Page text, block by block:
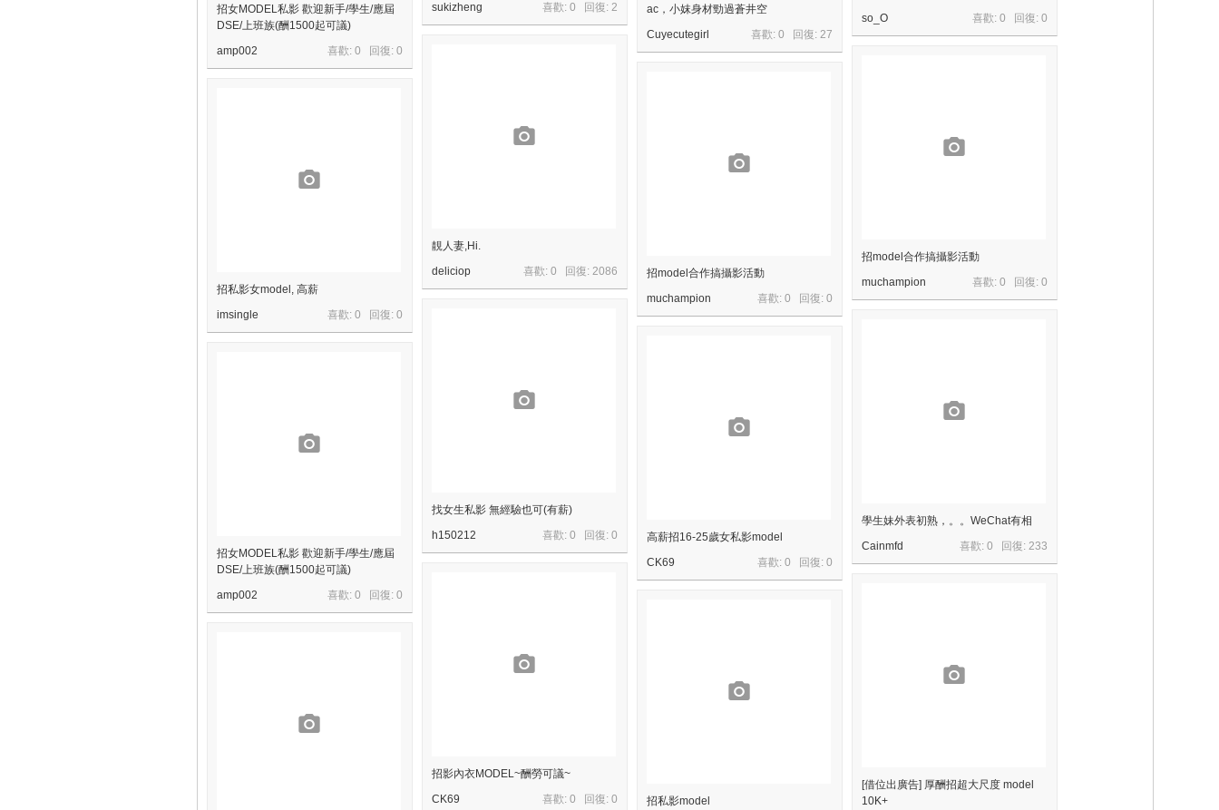
ac，小妺身材勁過蒼井空
喜歡: 0 回復: 27
Cuyecutegirl
喜歡: 0 回復: 0
so_O
招女MODEL私影 歡迎新手/學生/應屆
DSE/上班族(酬1500起可議)
喜歡: 0 回復: 0
amp002
喜歡: 0 回復: 2
sukizheng
靚人妻,Hi.
喜歡: 0 回復: 2086
deliciop
招model合作搞攝影活動
喜歡: 0 回復: 0
muchampion
招model合作搞攝影活動
喜歡: 0 回復: 0
muchampion
招私影女model, 高薪
喜歡: 0 回復: 0
imsingle
找女生私影 無經驗也可(有薪)
喜歡: 0 回復: 0
h150212
學生妹外表初熟，。。WeChat有相
喜歡: 0 回復: 233
Cainmfd
高薪招16-25歲女私影model
喜歡: 0 回復: 0
CK69
招女MODEL私影 歡迎新手/學生/應屆
DSE/上班族(酬1500起可議)
喜歡: 0 回復: 0
amp002
招影內衣MODEL~酬勞可議~
喜歡: 0 回復: 0
CK69
[借位出廣告] 厚酬招超大尺度 model
10K+
招私影model